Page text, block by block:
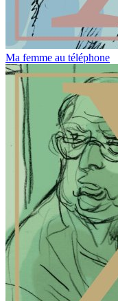
Ma femme au téléphone